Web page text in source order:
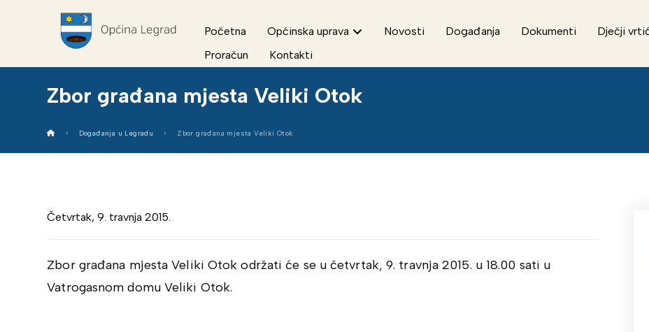
Početna Općinska uprava Novosti Događanja Dokumenti Dječji
Proračun
Kontakti
Zbor građana mjesta Veliki Otok
Događanja u Legradu Zbor građana mjesta Veliki Otok
Četvrtak, 9. travnja 2015.
Zbor građana mjesta Veliki Otok održati će se u četvrtak, 9. travnja 2015. u 18.00 sati u
Vatrogasnom domu Veliki Otok.